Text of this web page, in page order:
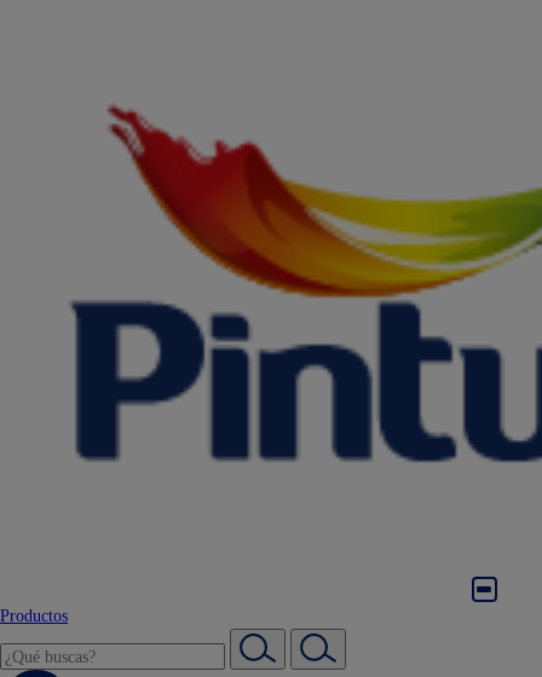
Productos